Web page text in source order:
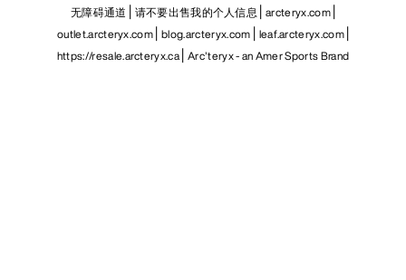
无障碍通道
请不要出售我的个人信息 arcteryx.com
outlet.arcteryx.com blog.arcteryx.com leaf.arcteryx.com
https://resale.arcteryx.ca Arc'teryx - an Amer Sports Brand